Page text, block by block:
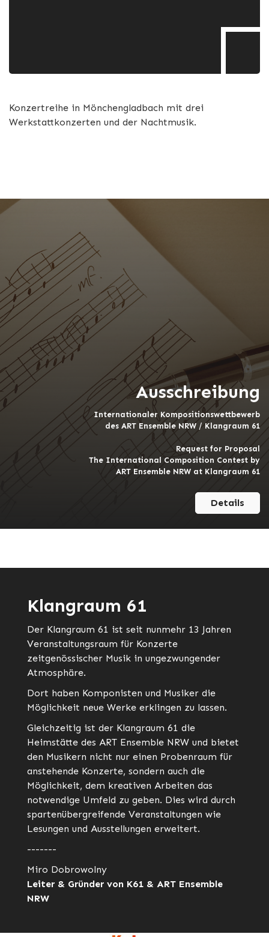
Konzertreihe in Mönchengladbach mit drei
Werkstattkonzerten und der Nachtmusik.
Ausschreibung
Internationaler Kompositionswettbewerb
des ART Ensemble NRW / Klangraum 61
Request for Proposal
The International Composition Contest by
ART Ensemble NRW at Klangraum 61
Details
Klangraum 61
Der Klangraum 61 ist seit nunmehr 13 Jahren
Veranstaltungsraum für Konzerte
zeitgenössischer Musik in ungezwungender
Atmosphäre.
Dort haben Komponisten und Musiker die
Möglichkeit neue Werke erklingen zu lassen.
Gleichzeitig ist der Klangraum 61 die
Heimstätte des ART Ensemble NRW und bietet
den Musikern nicht nur einen Probenraum für
anstehende Konzerte, sondern auch die
Möglichkeit, dem kreativen Arbeiten das
notwendige Umfeld zu geben. Dies wird durch
spartenübergreifende Veranstaltungen wie
Lesungen und Ausstellungen erweitert.
-------
Miro Dobrowolny
Leiter & Gründer von K61 & ART Ensemble
NRW